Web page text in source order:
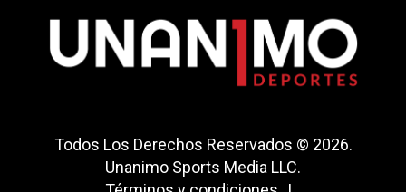
Todos Los Derechos Reservados © 2026.
Unanimo Sports Media LLC.